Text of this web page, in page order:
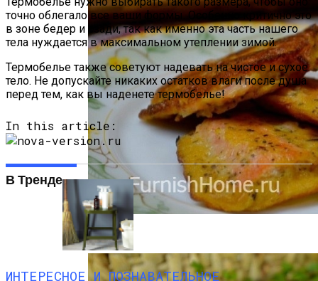
Хребты Лосося В Томатном Кляре
точно облегало все ваши формы. Особенно критично это
в зоне бедер и сзади, так как именно эта часть нашего
тела нуждается в максимальном утеплении зимой.
Термобелье также советуют надевать на чистое и сухое
тело. Не допускайте никаких остатков влаги после душа
перед тем, как вы наденете термобелье!
In this article:
В Тренде
ИНТЕРЕСНОЕ И ПОЗНАВАТЕЛЬНОЕ